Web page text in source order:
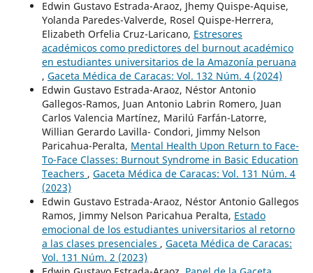
Edwin Gustavo Estrada-Araoz, Jhemy Quispe-Aquise,
Yolanda Paredes-Valverde, Rosel Quispe-Herrera,
Elizabeth Orfelia Cruz-Laricano, Estresores
académicos como predictores del burnout académico
en estudiantes universitarios de la Amazonía peruana
, Gaceta Médica de Caracas: Vol. 132 Núm. 4 (2024)
Edwin Gustavo Estrada-Araoz, Néstor Antonio
Gallegos-Ramos, Juan Antonio Labrin Romero, Juan
Carlos Valencia Martínez, Marilú Farfán-Latorre,
Willian Gerardo Lavilla- Condori, Jimmy Nelson
Paricahua-Peralta, Mental Health Upon Return to Face-
To-Face Classes: Burnout Syndrome in Basic Education
Teachers , Gaceta Médica de Caracas: Vol. 131 Núm. 4
(2023)
Edwin Gustavo Estrada-Araoz, Néstor Antonio Gallegos
Ramos, Jimmy Nelson Paricahua Peralta, Estado
emocional de los estudiantes universitarios al retorno
a las clases presenciales , Gaceta Médica de Caracas:
Vol. 131 Núm. 2 (2023)